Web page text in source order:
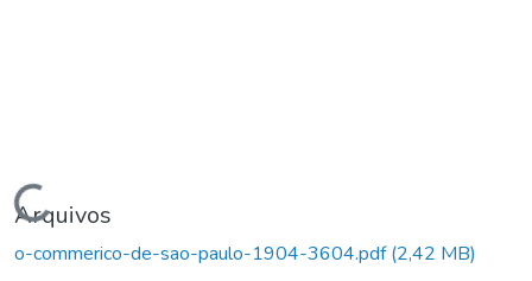
Carregando...
Arquivos
o-commerico-de-sao-paulo-1904-3604.pdf(2,42 MB)